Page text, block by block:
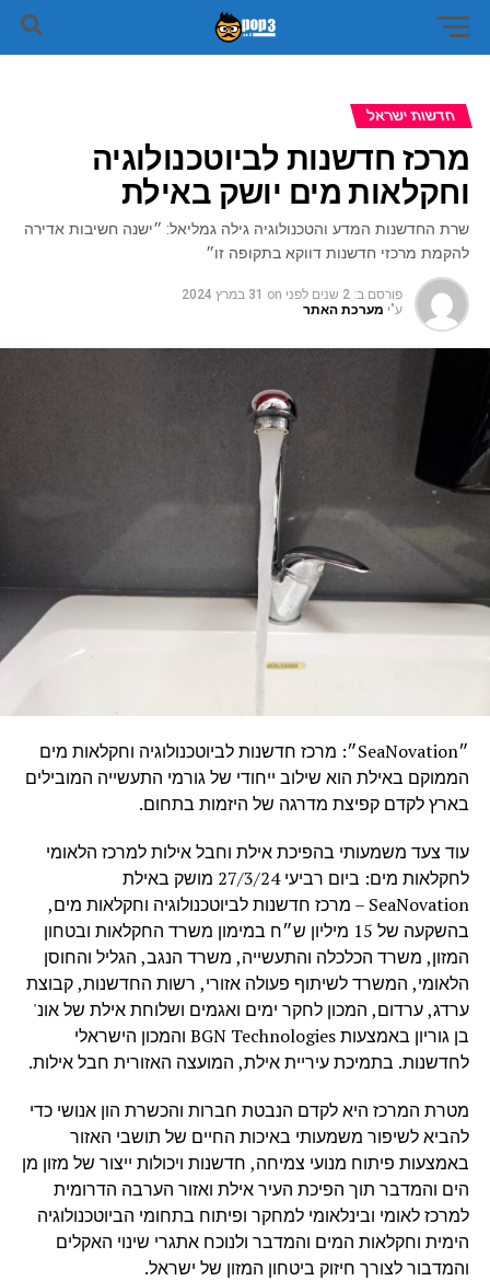
חדשות ישראל
מרכז חדשנות לביוטכנולוגיה
וחקלאות מים יושק באילת
שרת החדשנות המדע והטכנולוגיה גילה גמליאל: ״ישנה חשיבות אדירה
להקמת מרכזי חדשנות דווקא בתקופה זו״
פורסם ב: 2 שנים לפני on 31 במרץ 2024
ע"י מערכת האתר
״SeaNovation״: מרכז חדשנות לביוטכנולוגיה וחקלאות מים
הממוקם באילת הוא שילוב ייחודי של גורמי התעשייה המובילים
בארץ לקדם קפיצת מדרגה של היזמות בתחום.
עוד צעד משמעותי בהפיכת אילת וחבל אילות למרכז הלאומי
לחקלאות מים: ביום רביעי 27/3/24 מושק באילת
SeaNovation – מרכז חדשנות לביוטכנולוגיה וחקלאות מים,
בהשקעה של 15 מיליון ש״ח במימון משרד החקלאות ובטחון
המזון, משרד הכלכלה והתעשייה, משרד הנגב, הגליל והחוסן
הלאומי, המשרד לשיתוף פעולה אזורי, רשות החדשנות, קבוצת
ערדג, ערדום, המכון לחקר ימים ואגמים ושלוחת אילת של אונ'
בן גוריון באמצעות BGN Technologies והמכון הישראלי
לחדשנות. בתמיכת עיריית אילת, המועצה האזורית חבל אילות.
מטרת המרכז היא לקדם הנבטת חברות והכשרת הון אנושי כדי
להביא לשיפור משמעותי באיכות החיים של תושבי האזור
באמצעות פיתוח מנועי צמיחה, חדשנות ויכולות ייצור של מזון מן
הים והמדבר תוך הפיכת העיר אילת ואזור הערבה הדרומית
למרכז לאומי ובינלאומי למחקר ופיתוח בתחומי הביוטכנולוגיה
הימית וחקלאות המים והמדבר ולנוכח אתגרי שינוי האקלים
והמדבור לצורך חיזוק ביטחון המזון של ישראל.